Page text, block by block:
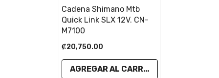
Cadena Shimano Mtb
Quick Link SLX 12V. CN-
M7100
₡20,750.00
AGREGAR AL CARRITO